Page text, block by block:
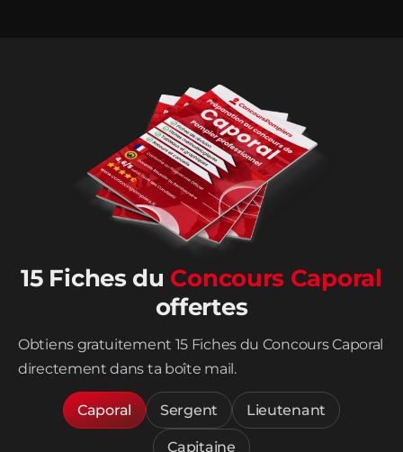
15 Fiches du Concours Caporal
offertes
Obtiens gratuitement 15 Fiches du Concours Caporal
directement dans ta boîte mail.
Caporal Sergent Lieutenant
Capitaine